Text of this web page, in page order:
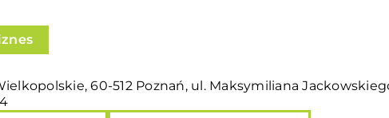
60-512 Poznań, ul. Maksymiliana